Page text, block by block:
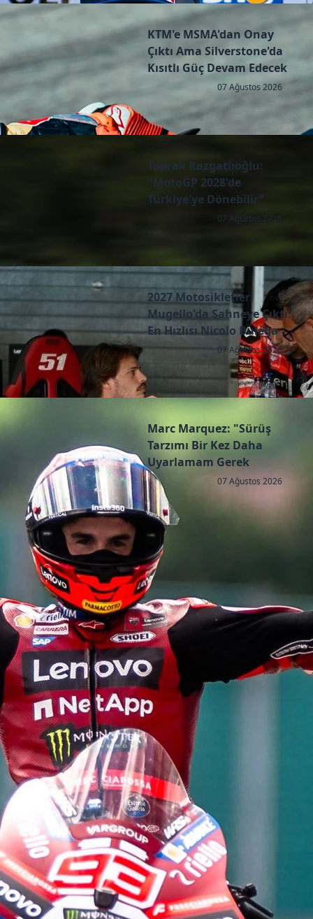
KTM'e MSMA'dan Onay
Çıktı Ama Silverstone'da
Kısıtlı Güç Devam Edecek
07 Ağustos 2026
Toprak Razgatlıoğlu:
"MotoGP 2028'de
Türkiye'ye Dönebilir"
07 Ağustos 2026
2027 Motosikletleri
Mugello'da Sahneye Çıktı:
En Hızlısı Nicolo Bulega
07 Ağustos 2026
Marc Marquez: "Sürüş
Tarzımı Bir Kez Daha
Uyarlamam Gerek
07 Ağustos 2026
Copyright © 2026 - All right reserved by RaceResult